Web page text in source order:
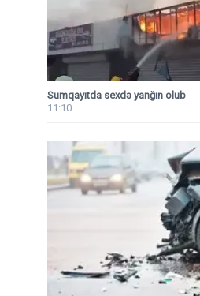
Sumqayıtda sexdə yanğın olub
11:10